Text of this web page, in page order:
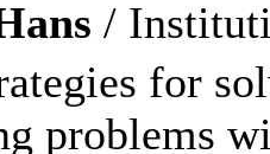
/
for
problems